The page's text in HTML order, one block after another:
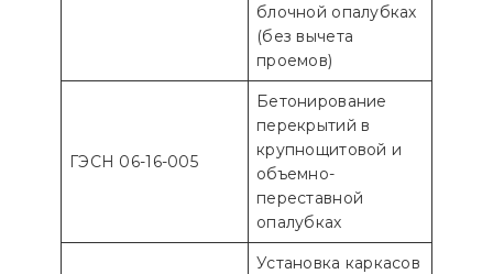
блочной опалубках
(без вычета
проемов)
ГЭСН 06-16-005
Бетонирование
перекрытий в
крупнощитовой и
объемно-
переставной
опалубках
Установка каркасов